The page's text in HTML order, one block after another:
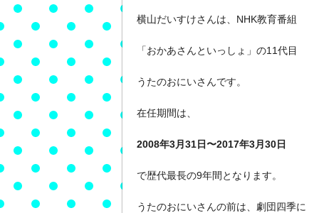
横山だいすけさんは、NHK教育番組
「おかあさんといっしょ」の11代目
うたのおにいさんです。
在任期間は、
2008年3月31日〜2017年3月30日
で歴代最長の9年間となります。
うたのおにいさんの前は、劇団四季に